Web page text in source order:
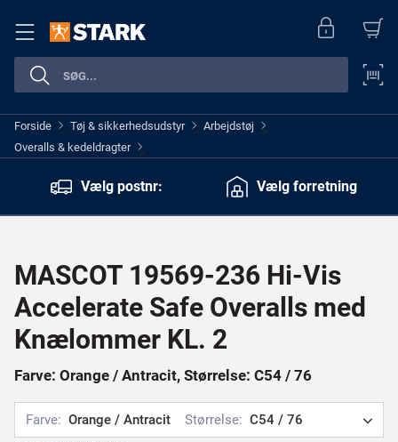
Forside > Tøj & sikkerhedsudstyr > Arbejdstøj >
Overalls & kedeldragter >
Vælg postnr:
Vælg forretning
MASCOT 19569-236 Hi-Vis
Accelerate Safe Overalls med
Knælommer KL. 2
Farve: Orange / Antracit, Størrelse: C54 / 76
Farve: Orange / Antracit Størrelse: C54 / 76